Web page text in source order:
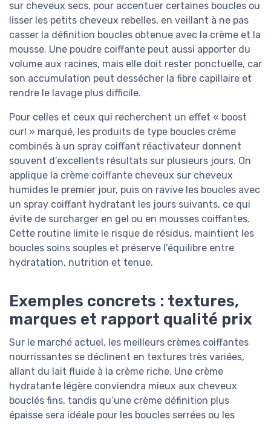
sur cheveux secs, pour accentuer certaines boucles ou
lisser les petits cheveux rebelles, en veillant à ne pas
casser la définition boucles obtenue avec la crème et la
mousse. Une poudre coiffante peut aussi apporter du
volume aux racines, mais elle doit rester ponctuelle, car
son accumulation peut dessécher la fibre capillaire et
rendre le lavage plus difficile.
Pour celles et ceux qui recherchent un effet « boost
curl » marqué, les produits de type boucles crème
combinés à un spray coiffant réactivateur donnent
souvent d’excellents résultats sur plusieurs jours. On
applique la crème coiffante cheveux sur cheveux
humides le premier jour, puis on ravive les boucles avec
un spray coiffant hydratant les jours suivants, ce qui
évite de surcharger en gel ou en mousses coiffantes.
Cette routine limite le risque de résidus, maintient les
boucles soins souples et préserve l’équilibre entre
hydratation, nutrition et tenue.
Exemples concrets : textures,
marques et rapport qualité prix
Sur le marché actuel, les meilleurs crèmes coiffantes
nourrissantes se déclinent en textures très variées,
allant du lait fluide à la crème riche. Une crème
hydratante légère conviendra mieux aux cheveux
bouclés fins, tandis qu’une crème définition plus
épaisse sera idéale pour les boucles serrées ou les